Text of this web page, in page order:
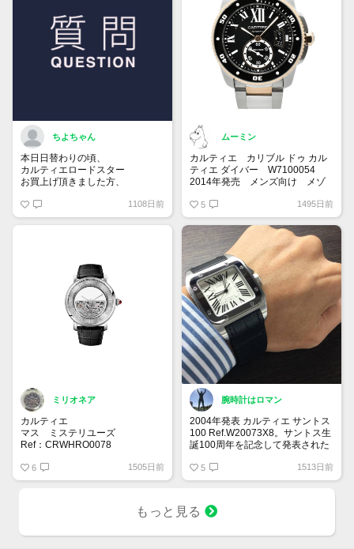
ちよちゃん
本日日替わりの頃、
カルティエロードスター
お買上げ頂きました方、
サーバーがダウンしているようで
す。
1108日前
ムーミン
カルティエ カリブル ドゥ カル
ティエ ダイバー W7100054
2014年発売 メンズ向け メゾ
ウォッチとして作られました！
300m防水を兼ねケースの厚みを
11ミリの薄いケースを採用する
ことでドレスシーンにも使用でき
るデザインになっています！
5 1495日前
ミリオネア
カルティエ
マス ミステリユーズ
Ref：CRWHRO0078
っている特徴的な一本。価格はな
んと37,752,000円予定💦
メントとつながっておらず、クロ
ックの透明な本体に浮かんで見え
6 1505日前
腕時計はロマン
2004年発表 カルティエ サントス
100 Ref.W20073X8。サントス生
誕100周年を記念して発表された
するモデルの一つです。宝石商と
して有名なカルティエが作る時計
も多いですね。一本抑えておきた
い時計です。
5 1513日前
もっと見る